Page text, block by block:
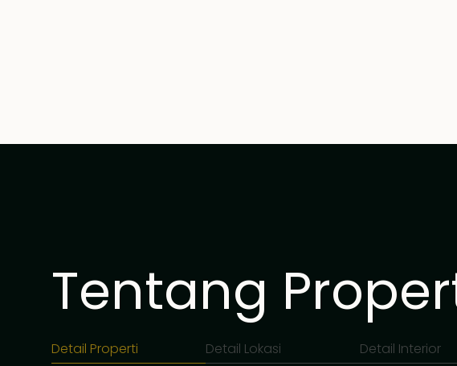
Tentang
Detail Properti Detail Lokasi Detail Interior